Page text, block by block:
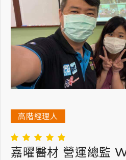
高階經理人
嘉曜醫材 營運總監